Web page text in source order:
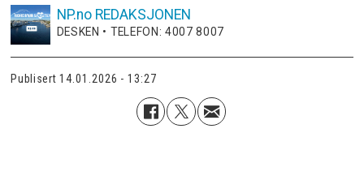
NP.no REDAKSJONEN
DESKEN • TELEFON: 4007 8007
Publisert 14.01.2026 - 13:27